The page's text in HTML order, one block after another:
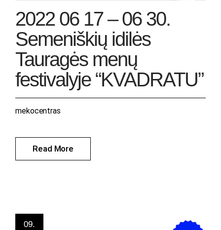
2022 06 17 – 06 30.
Semeniškių idilės
Tauragės menų
festivalyje “KVADRATU”
Read More
mekocentras
09.